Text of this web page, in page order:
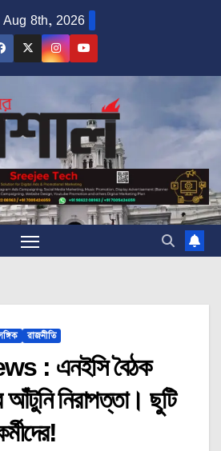
8th, 2026
রাজনীতি
: এনইসি বৈঠক
আঁটুনি নিরাপত্তা। ছুটি